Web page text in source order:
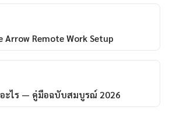
Arrow Remote Work Setup
ะไร — คู่มือฉบับสมบูรณ์ 2026